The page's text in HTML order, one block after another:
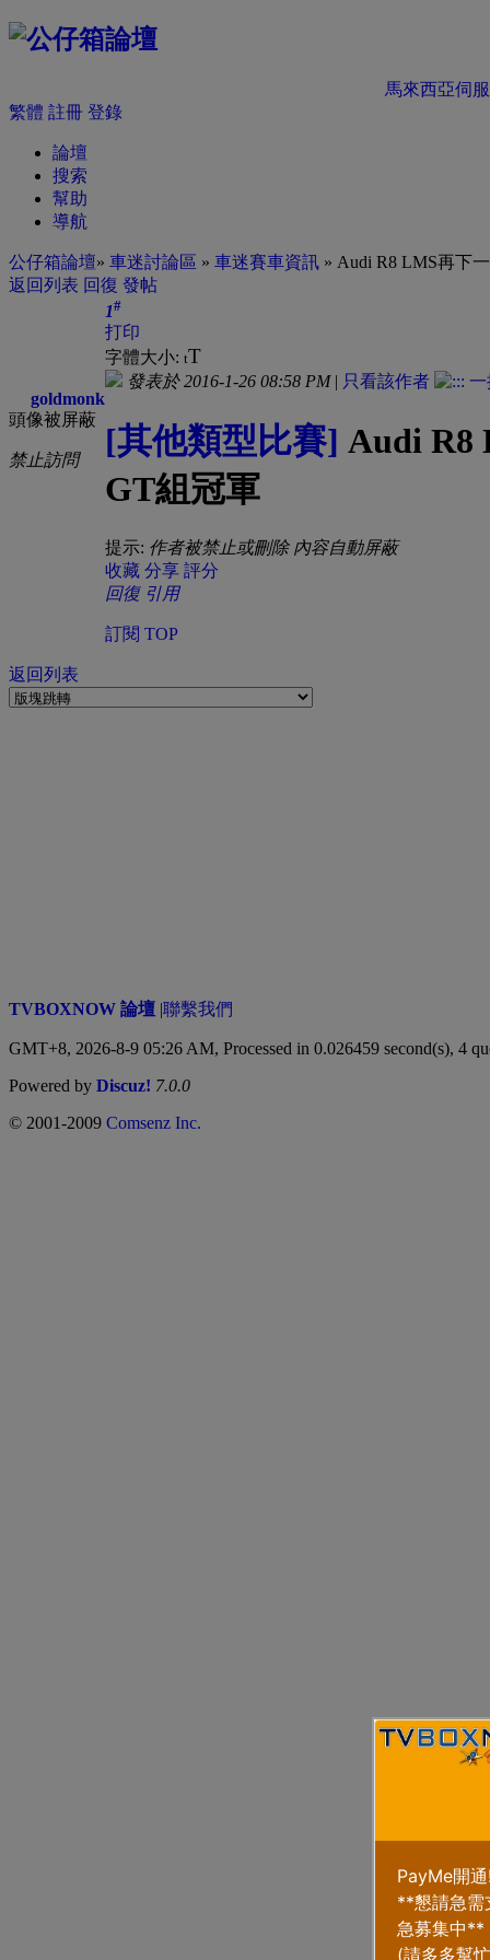
馬來西亞伺
繁體 註冊 登錄
論壇
搜索
幫助
導航
公仔箱論壇» 車迷討論區 » 車迷賽車資訊 » Audi R8 LMS再下
返回列表 回復 發帖
goldmonk
頭像被屏蔽
禁止訪問
1#
打印
字體大小: tT
發表於 2016-1-26 08:58 PM| 只看該作者
[其他類型比賽] Audi R8
GT組冠軍
提示: 作者被禁止或刪除 內容自動屏蔽
收藏 分享 評分
回復 引用
訂閱 TOP
返回列表
TVBOXNOW 論壇 |聯繫我們
GMT+8, 2026-8-9 05:26 AM, Processed in 0.026459 second(s), 4
Powered by Discuz! 7.0.0
© 2001-2009 Comsenz Inc.